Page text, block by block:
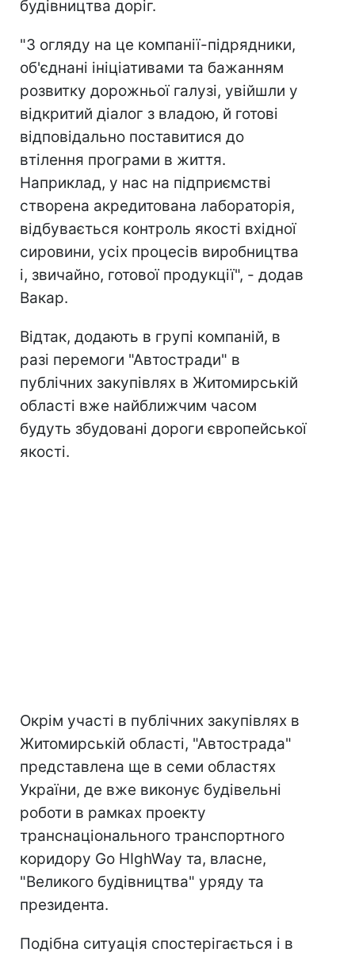
будівництва доріг.
"З огляду на це компанії-підрядники,
об'єднані ініціативами та бажанням
розвитку дорожньої галузі, увійшли у
відкритий діалог з владою, й готові
відповідально поставитися до
втілення програми в життя.
Наприклад, у нас на підприємстві
створена акредитована лабораторія,
відбувається контроль якості вхідної
сировини, усіх процесів виробництва
і, звичайно, готової продукції", - додав
Вакар.
Відтак, додають в групі компаній, в
разі перемоги "Автостради" в
публічних закупівлях в Житомирській
області вже найближчим часом
будуть збудовані дороги європейської
якості.
Окрім участі в публічних закупівлях в
Житомирській області, "Автострада"
представлена ще в семи областях
України, де вже виконує будівельні
роботи в рамках проекту
транснаціонального транспортного
коридору Go HIghWay та, власне,
"Великого будівництва" уряду та
президента.
Подібна ситуація спостерігається і в